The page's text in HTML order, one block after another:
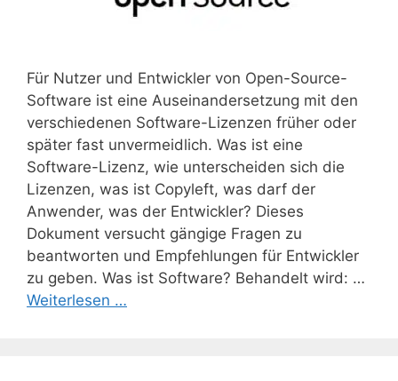
Für Nutzer und Entwickler von Open-Source-
Software ist eine Auseinandersetzung mit den
verschiedenen Software-Lizenzen früher oder
später fast unvermeidlich. Was ist eine
Software-Lizenz, wie unterscheiden sich die
Lizenzen, was ist Copyleft, was darf der
Anwender, was der Entwickler? Dieses
Dokument versucht gängige Fragen zu
beantworten und Empfehlungen für Entwickler
zu geben. Was ist Software? Behandelt wird: …
Weiterlesen …